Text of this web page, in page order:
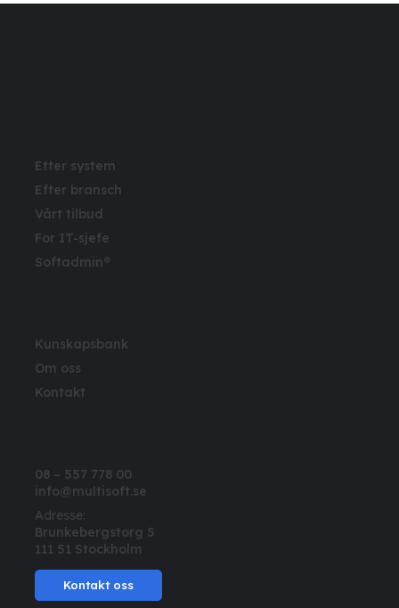
Etter system
Efter bransch
Vårt tilbud
For IT-sjefe
Softadmin®
Kunskapsbank
Om oss
Kontakt
08 – 557 778 00
info@multisoft.se
Adresse:
Brunkebergstorg 5
111 51 Stockholm
Kontakt oss